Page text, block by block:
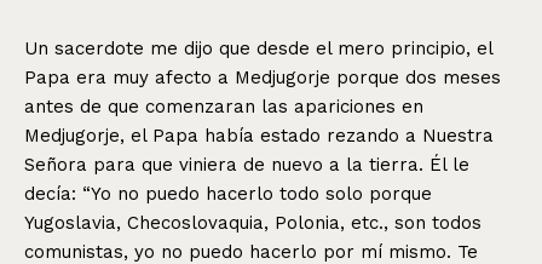
Un sacerdote me dijo que desde el mero principio, el
Papa era muy afecto a Medjugorje porque dos meses
antes de que comenzaran las apariciones en
Medjugorje, el Papa había estado rezando a Nuestra
Señora para que viniera de nuevo a la tierra. Él le
decía: “Yo no puedo hacerlo todo solo porque
Yugoslavia, Checoslovaquia, Polonia, etc., son todos
comunistas, yo no puedo hacerlo por mí mismo. Te